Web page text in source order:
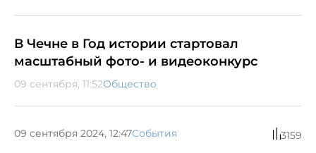
В Чечне в Год истории стартовал
масштабный фото- и видеоконкурс
09 сентября, 11:52Общество
09 сентября 2024, 12:47События 3159